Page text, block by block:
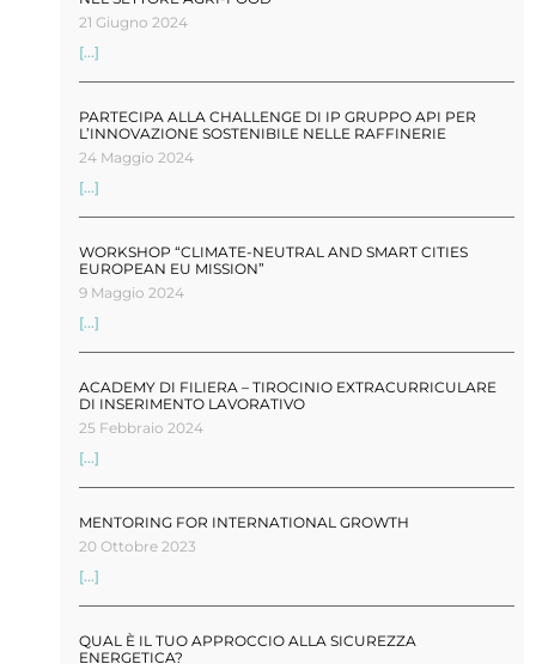
21 Giugno 2024
[...]
PARTECIPA ALLA CHALLENGE DI IP GRUPPO API PER
L’INNOVAZIONE SOSTENIBILE NELLE RAFFINERIE
24 Maggio 2024
[...]
WORKSHOP “CLIMATE-NEUTRAL AND SMART CITIES
EUROPEAN EU MISSION”
9 Maggio 2024
[...]
ACADEMY DI FILIERA – TIROCINIO EXTRACURRICULARE
DI INSERIMENTO LAVORATIVO
25 Febbraio 2024
[...]
MENTORING FOR INTERNATIONAL GROWTH
20 Ottobre 2023
[...]
QUAL È IL TUO APPROCCIO ALLA SICUREZZA
ENERGETICA?